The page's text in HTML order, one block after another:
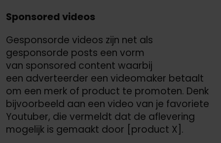
Sponsored videos
Gesponsorde videos zijn net als
gesponsorde posts een vorm
van sponsored content waarbij
een adverteerder een videomaker betaalt
om een merk of product te promoten. Denk
bijvoorbeeld aan een video van je favoriete
Youtuber, die vermeldt dat de aflevering
mogelijk is gemaakt door [product X].